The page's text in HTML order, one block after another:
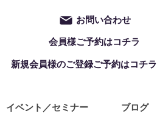
お問い合わせ
会員様ご予約はコチラ
新規会員様のご登録ご予約はコチラ
イベント／セミナー ブログ